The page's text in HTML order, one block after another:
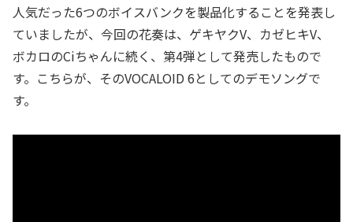
人気だった6つのボイスバンクを製品化することを発表し
ていましたが、今回の花奏は、ゲキヤクV、カゼヒキV、
ボカロのCiちゃんに続く、第4弾として発売したもので
す。こちらが、そのVOCALOID 6としてのデモソングで
す。